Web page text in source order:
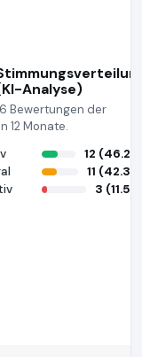
Analyse)
Bewertungen der
12 Monate.
12
11
3